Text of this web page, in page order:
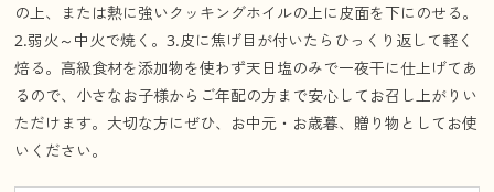
の上、または熱に強いクッキングホイルの上に皮面を下にのせる。
2.弱火～中火で焼く。3.皮に焦げ目が付いたらひっくり返して軽く
焙る。高級食材を添加物を使わず天日塩のみで一夜干に仕上げてあ
るので、小さなお子様からご年配の方まで安心してお召し上がりい
ただけます。大切な方にぜひ、お中元・お歳暮、贈り物としてお使
いください。